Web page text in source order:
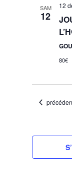
SAM
12
12
80€